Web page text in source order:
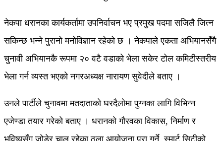
नेकपा धरानका कार्यकर्तामा उपनिर्वाचन भए प्रमुख पदमा सजिलै जित्न
सकिन्छ भन्ने पुरानो मनोविज्ञान रहेको छ । नेकपाले एकता अभियानसँगै
चुनावी अभियानकै रूपमा २० वटै वडाको भेला सकेर टोल कमिटीस्तरीय
भेला गर्न व्यस्त भएको नगरअध्यक्ष नारायण सुवेदीले बताए ।
उनले पार्टीले चुनावमा मतदाताको घरदैलोमा पुग्नका लागि विभिन्न
एजेण्डा तयार गरेको बताए । धरानको गौरवका विकास, निर्माण र